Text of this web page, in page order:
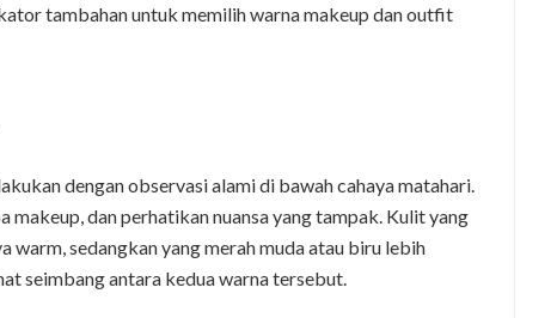
tambahan untuk memilih warna makeup dan outfit
dengan observasi alami di bawah cahaya matahari.
makeup, dan perhatikan nuansa yang tampak. Kulit yang
warm, sedangkan yang merah muda atau biru lebih
seimbang antara kedua warna tersebut.